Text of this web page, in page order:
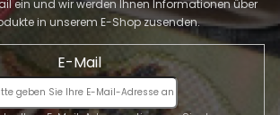
ein und wir werden Ihnen Informationen über
in unserem E-Shop zusenden.
E-Mail